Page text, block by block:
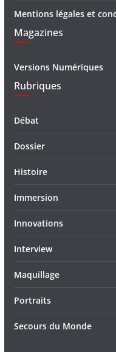
Mentions légales et
Magazines
Versions Numériques
Rubriques
Débat
Dossier
Histoire
Immersion
Innovations
Interview
Maquillage
Portraits
Secours du Monde